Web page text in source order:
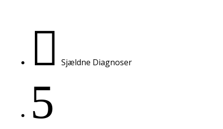
 Sjældne Diagnoser
5